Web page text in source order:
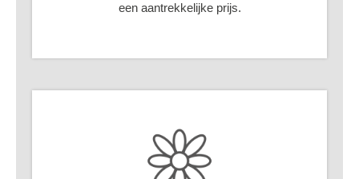
een aantrekkelijke prijs.